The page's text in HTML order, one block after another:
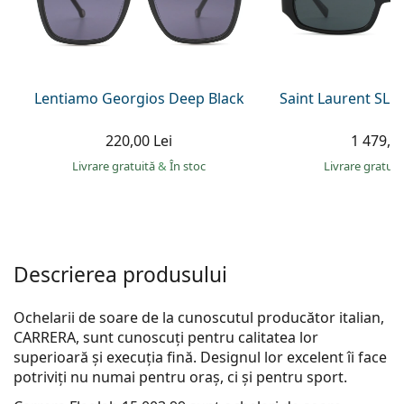
Toate mărcile
Persol
Toate soluțiile
Lentiamo Georgios Deep Black
220,00 Lei
Livrare gratuită& În stoc
Saint Laurent SL
1
Livrare
Descrierea produsului
Ochelarii de soare de la cunoscutul producător italian,
CARRERA, sunt cunoscuți pentru calitatea lor
superioară și execuția fină. Designul lor excelent îi face
potriviți nu numai pentru oraș, ci și pentru sport.